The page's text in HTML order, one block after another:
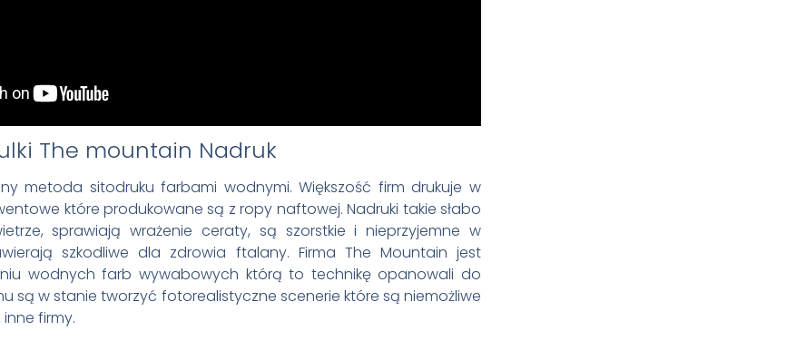
Nadruk
metoda sitodruku farbami wodnymi. Większość firm drukuje w
które produkowane są z ropy naftowej. Nadruki takie słabo
sprawiają wrażenie ceraty, są szorstkie i nieprzyjemne w
szkodliwe dla zdrowia ftalany. Firma The Mountain jest
wodnych farb wywabowych którą to technikę opanowali do
są w stanie tworzyć fotorealistyczne scenerie które są niemożliwe
firmy.